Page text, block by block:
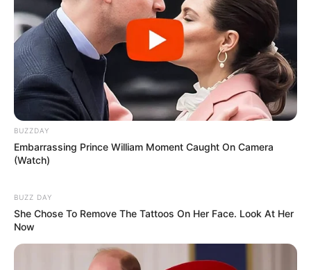
BUZZDAY
Embarrassing Prince William Moment Caught On Camera
(Watch)
BUZZ DAY
She Chose To Remove The Tattoos On Her Face. Look At Her
Now